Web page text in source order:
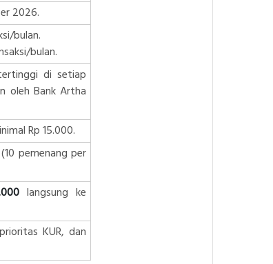
2026.
bulan.
bulan.
di setiap
oleh Bank Artha
Rp 15.000.
pemenang per
langsung ke
KUR, dan